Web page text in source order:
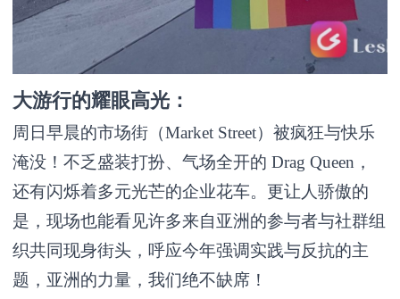
大游行的耀眼高光：
周日早晨的市场街（Market Street）被疯狂与快乐
淹没！不乏盛装打扮、气场全开的 Drag Queen，
还有闪烁着多元光芒的企业花车。更让人骄傲的
是，现场也能看见许多来自亚洲的参与者与社群组
织共同现身街头，呼应今年强调实践与反抗的主
题，亚洲的力量，我们绝不缺席！